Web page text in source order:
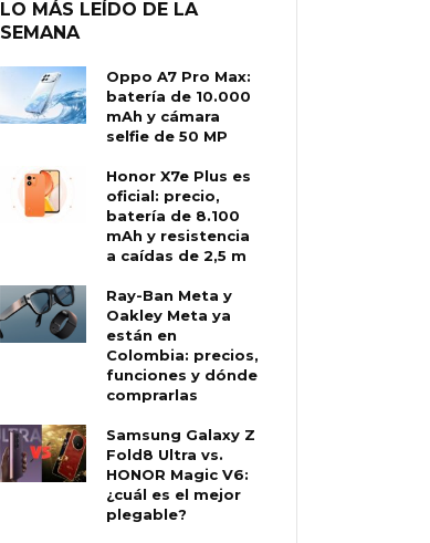
LO MÁS LEÍDO DE LA
SEMANA
Oppo A7 Pro Max:
batería de 10.000
mAh y cámara
selfie de 50 MP
Honor X7e Plus es
oficial: precio,
batería de 8.100
mAh y resistencia
a caídas de 2,5 m
Ray-Ban Meta y
Oakley Meta ya
están en
Colombia: precios,
funciones y dónde
comprarlas
Samsung Galaxy Z
Fold8 Ultra vs.
HONOR Magic V6:
¿cuál es el mejor
plegable?